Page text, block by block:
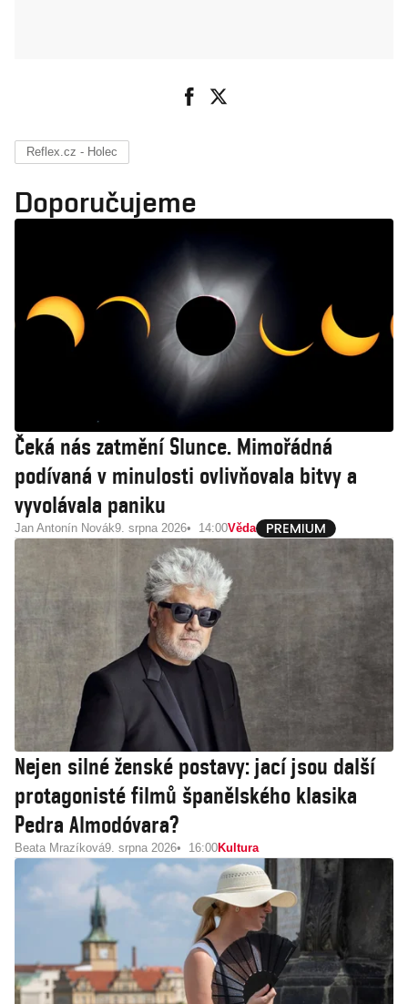
Reflex.cz - Holec
Doporučujeme
Čeká nás zatmění Slunce. Mimořádná
podívaná v minulosti ovlivňovala bitvy a
vyvolávala paniku
Jan Antonín Novák9. srpna 2026 14:00Věda
Nejen silné ženské postavy: jací jsou další
protagonisté filmů španělského klasika
Pedra Almodóvara?
Beata Mrazíková9. srpna 2026 16:00Kultura